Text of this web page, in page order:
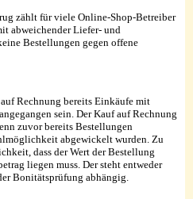
zählt für viele Online-Shop-Betreiber
abweichender Liefer- und
Bestellungen gegen offene
Rechnung bereits Einkäufe mit
sein. Der Kauf auf Rechnung
zuvor bereits Bestellungen
abgewickelt wurden. Zu
dass der Wert der Bestellung
liegen muss. Der steht entweder
Bonitätsprüfung abhängig.